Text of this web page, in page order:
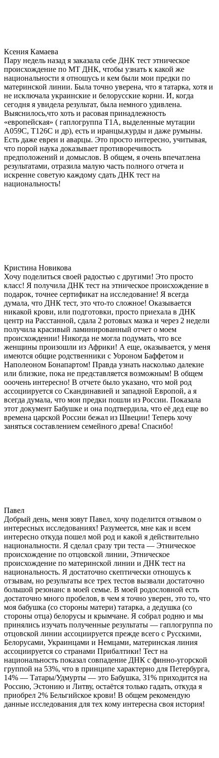
Ксения Камаева
Пару недель назад я заказала себе ДНК тест этническое
происхождение по МТ ДНК, чтобы узнать к какой же
национальности я отношусь и кем были мои предки по
материнской линии. Была точно уверена, что я татарка, хотя и
не исключала украинские и белорусские корни. И, когда
сегодня я увидела результат, была немного удивлена.
Выяснилось,что хоть и расовая принадлежность
«европейская» ( гаплогруппа T1A, выделенные мутации
A059C, T126C и др), есть и иранцы,курды и даже румыны.
Есть даже евреи и аварцы. Это просто интересно, учитывая,
что порой наука доказывает противоречивость
предположений и домыслов. В общем, я очень впечатлена
результатами, отразила малую часть полного отчета и
искренне советую каждому сдать ДНК тест на
национальность!
Кристина Новикова
Хочу поделиться своей радостью с другими! Это просто
класс! Я получила ДНК тест на этническое происхождение в
подарок, точнее сертификат на исследование! Я всегда
думала, что ДНК тест, это что-то сложное! Оказывается
никакой крови, или подготовки, просто приехала в ДНК
центр на Расстанной, сдала 2 ротовых мазка и через 2 недели
получила красивый ламинированный отчет о моем
происхождении! Никогда не могла подумать, что все
женщины произошли из Африки! А еще, оказывается, у меня
имеются общие родственники с Уороном Баффетом и
Наполеоном Бонапартом! Правда узнать насколько далекие
или близкие, пока не представляется возможным! В общем
ооочень интересно! В отчете было указано, что мой род
ассоциируется со Скандинавией и западной Европой, а я
всегда думала, что мои предки пошли из России. Показала
этот документ Бабушке и она подтвердила, что её дед еще во
времена царской России бежал из Швеции! Теперь хочу
заняться составлением семейного древа! Спасибо!
Павел
Добрый день, меня зовут Павел, хочу поделится отзывом о
интересных исследованиях! Разумеется, мне как и всем
интересно откуда пошел мой род и какой я действительно
национальности. Я сделал сразу три теста — Этническое
происхождение по отцовской линии, Этническое
происхождение по материнской линии и ДНК тест на
национальность. Я достаточно скептически отношусь к
отзывам, но результаты все трех тестов вызвали достаточно
большой резонанс в моей семье. В моей родословной есть
достаточно много пробелов, в чем я точно уверен, это то, что
моя бабушка (со стороны матери) татарка, а дедушка (со
стороны отца) белорусы и крымчане. Я собрал родню и мы
принялись изучать полученные результаты — гаплогруппа по
отцовской линии ассоциируется прежде всего с Русскими,
Белорусами, Украинцами и Немцами, материнская линия
ассоциируется со странами Прибалтики! Тест на
национальность показал совпадение ДНК с финно-угорской
группой на 53%, что в принципе характерно для Петербурга,
14% — Татары/Удмурты — это Бабушка, 31% приходится на
Россию, Эстонию и Литву, остаётся только гадать, откуда я
приобрел 2% Бельгийское крови! В общем рекомендую
данные исследования для тех кому интересна своя история!